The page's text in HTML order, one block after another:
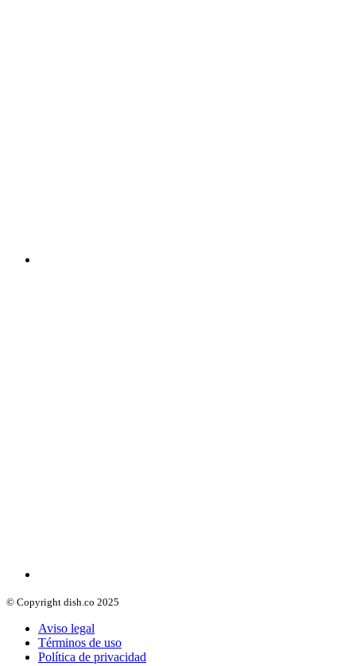
© Copyright dish.co 2025
Aviso legal
Términos de uso
Política de privacidad